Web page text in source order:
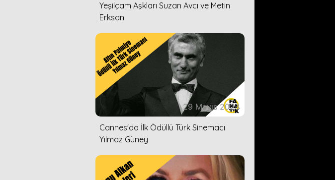
Yeşilçam Aşkları Suzan Avcı ve Metin
Erksan
29 Mayıs 2023
Cannes'da İlk Ödüllü Türk Sinemacı
Yılmaz Güney